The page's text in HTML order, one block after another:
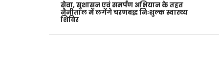
सेवा, सुशासन एवं समर्पण अभियान के तहत
नैनीताल में लगेंगे चरणबद्ध निःशुल्क स्वास्थ्य
शिविर